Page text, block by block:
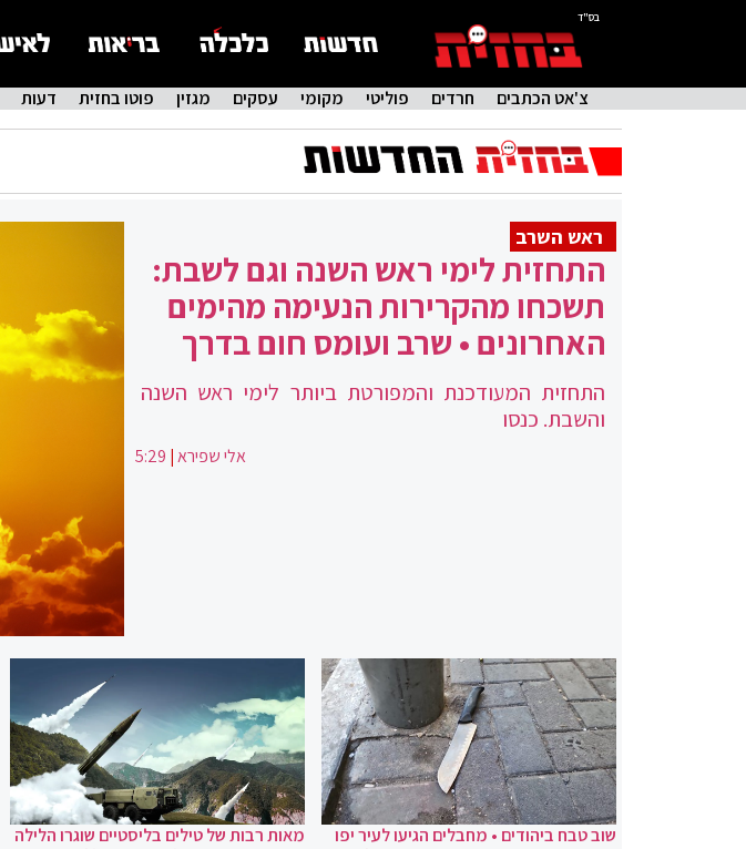
בס"ד
צ'אט הכתבים חרדים פוליטי מקומי עסקים מגזין פוטו בחזית דעות
ראש השרב
התחזית לימי ראש השנה וגם לשבת:
תשכחו מהקרירות הנעימה מהימים
האחרונים • שרב ועומס חום בדרך
התחזית המעודכנת והמפורטת ביותר לימי ראש השנה
והשבת. כנסו
אלי שפירא|
5:29
שוב טבח ביהודים • מחבלים הגיעו לעיר יפו
מאות רבות של טילים בליסטיים שוגרו הלילה